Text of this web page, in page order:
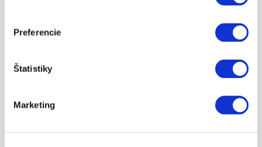
Preferencie
Štatistiky
Marketing
ZOBRAZIŤ VIAC